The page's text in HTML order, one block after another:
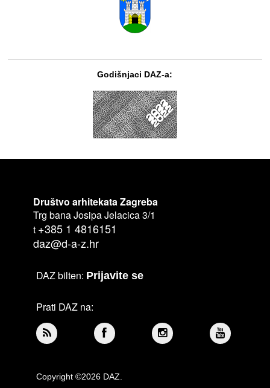
Godišnjaci DAZ-a:
Društvo arhitekata Zagreba
Trg bana Josipa Jelacica 3/1
t +385 1 4816151
daz@d-a-z.hr
DAZ bilten: Prijavite se
Prati DAZ na:
Copyright ©2026 DAZ.